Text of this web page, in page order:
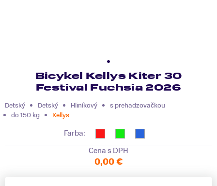
Bicykel Kellys Kiter 30
Festival Fuchsia 2026
Detský Detský Hliníkový
s prehadzovačkou
do 150 kg
Kellys
Farba:
Cena s DPH
0,00 €